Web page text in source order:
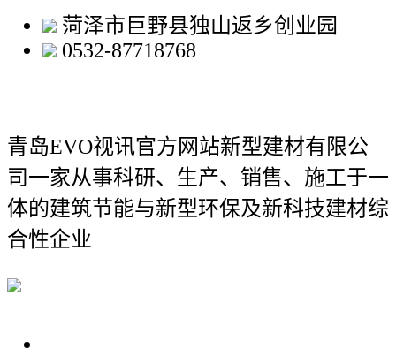
菏泽市巨野县独山返乡创业园
0532-87718768
青岛EVO视讯官方网站新型建材有限公
司一家从事科研、生产、销售、施工于一
体的建筑节能与新型环保及新科技建材综
合性企业